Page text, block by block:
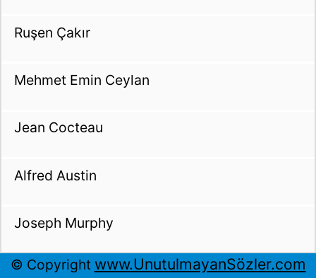
Ruşen Çakır
Mehmet Emin Ceylan
Jean Cocteau
Alfred Austin
Joseph Murphy
© Copyright www.UnutulmayanSözler.com